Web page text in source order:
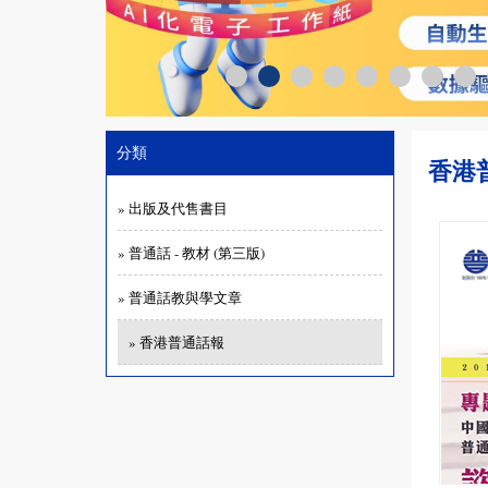
香港
分類
» 出版及代售書目
» 普通話 - 教材 (第三版)
» 普通話教與學文章
» 香港普通話報